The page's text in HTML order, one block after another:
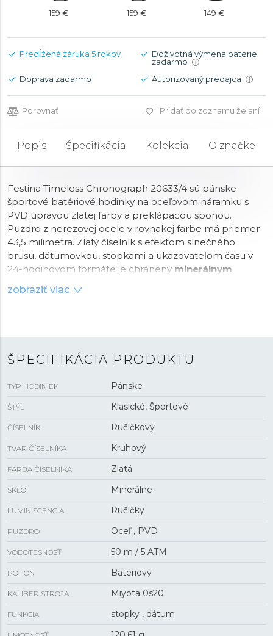
159 € 159 € 149 €
Predĺžená záruka 5 rokov
Doživotná výmena batérie
zadarmo
i
Doprava zadarmo Autorizovaný predajca i
Porovnať Pridať do zoznamu želaní
Popis Špecifikácia Kolekcia O značke
Festina Timeless Chronograph 20633/4 sú pánske
športové batériové hodinky na oceľovom náramku s
PVD úpravou zlatej farby a preklápacou sponou.
Puzdro z nerezovej ocele v rovnakej farbe má priemer
43,5 milimetra. Zlatý číselník s efektom slnečného
brusu, dátumovkou, stopkami a ukazovateľom času v
24-hodinovom formáte je chránený minerálnym
sklíčkom
náterom, ktorý po nasvietení uľahčuje čitateľnosť za
sekúnd za mesiac. S vodotesnosťou5 ATMsú hodinky
odolné proti dažďu a pri sprchovaní.
zobraziť viac
ŠPECIFIKÁCIA PRODUKTU
TYP HODINIEK Pánske
ŠTÝL Klasické, Športové
ČÍSELNÍK Ručičkový
TVAR ČÍSELNÍKA Kruhový
FARBA ČÍSELNÍKA Zlatá
SKLO Minerálne
LUMINISCENCIA Ručičky
PUZDRO Oceľ , PVD
VODOTESNOSŤ 50 m / 5 ATM
POHON Batériový
KALIBER STROJA Miyota 0s20
FUNKCIA stopky , dátum